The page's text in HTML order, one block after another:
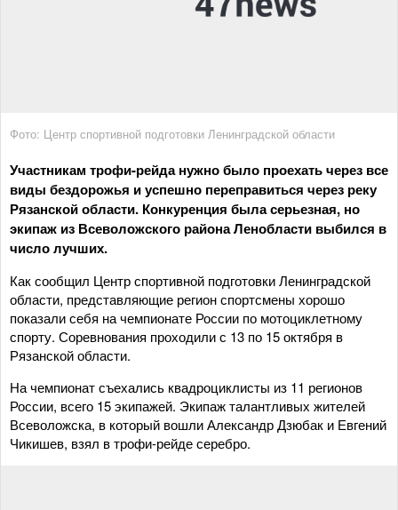
Фото: Центр спортивной подготовки Ленинградской области
Участникам трофи-рейда нужно было проехать через все
виды бездорожья и успешно переправиться через реку
Рязанской области. Конкуренция была серьезная, но
экипаж из Всеволожского района Ленобласти выбился в
число лучших.
Как сообщил Центр спортивной подготовки Ленинградской
области, представляющие регион спортсмены хорошо
показали себя на чемпионате России по мотоциклетному
спорту. Соревнования проходили с 13 по 15 октября в
Рязанской области.
На чемпионат съехались квадроциклисты из 11 регионов
России, всего 15 экипажей. Экипаж талантливых жителей
Всеволожска, в который вошли Александр Дзюбак и Евгений
Чикишев, взял в трофи-рейде серебро.